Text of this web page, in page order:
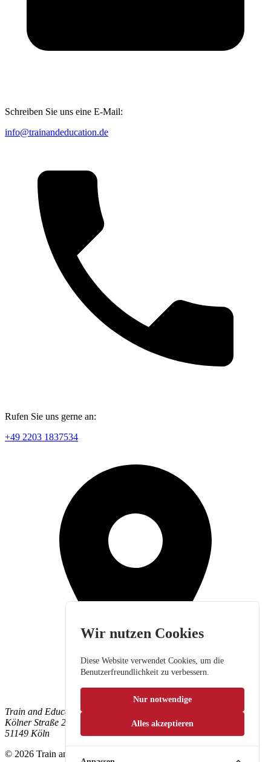
Schreiben Sie uns eine E-Mail:
info@trainandeducation.de
Rufen Sie uns gerne an:
+49 2203 1837534
Train and Education GmbH
Kölner Straße 265
51149 Köln
© 2026 Train and Education GmbH. Alle Rechte vorbehalten.
Wir nutzen Cookies
Diese Website verwendet Cookies, um die
Benutzerfreundlichkeit zu verbessern.
Nur notwendige
Alles akzeptieren